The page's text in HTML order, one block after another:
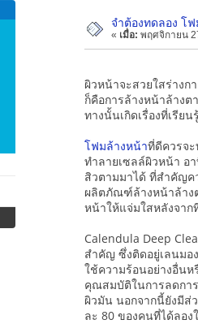
จำต้องทดลอง โ
« เมื่อ: พฤศจิกายน
ผิวหน้าจะสวยใสร่าง
ก็คือการล้างหน้าล้าง
ทางนั้นเกิดเรื่องที่เรีย
โฟมล้างหน้าที่ดีควรจ
ทำลายเซลล์ผิวหน้า อ
สิวตามมาได้ ที่สำคัญค
ผลิตภัณฑ์ล้างหน้าล้าง
หน้าให้แจ่มใสหลังจา
Calendula Deep
สำคัญ ซึ่งติดอยู่เลนมอ
ใช้ความร้อนอย่างอื่น
คุณสมบัติในการลดกา
ผิวมัน นอกจากนี้ยังมีส่
ละ 80 ของคนที่ได้ลอ